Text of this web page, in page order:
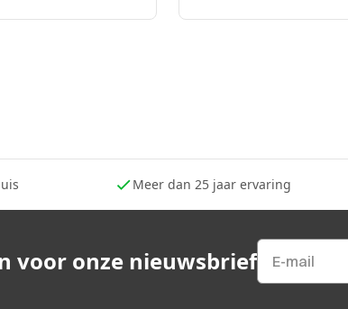
Meer dan 25 jaar ervaring
voor onze nieuwsbrief